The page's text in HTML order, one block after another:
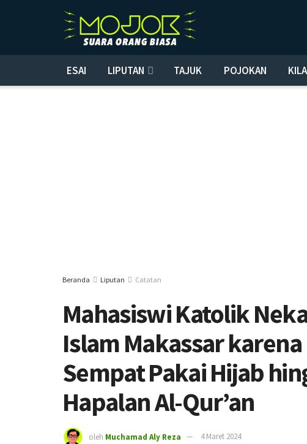
ESAI LIPUTAN TAJUK POJOKAN
Beranda Liputan Catatan
Mahasiswi Katolik
Islam Makassar
Sempat Pakai Hijab
Hapalan Al-Qur’an
oleh Muchamad Aly Reza 4 Maret 2024